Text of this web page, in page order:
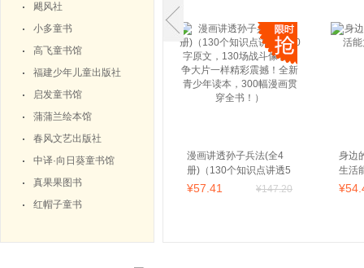
飓风社
小多童书
高飞童书馆
福建少年儿童出版社
启发童书馆
蒲蒲兰绘本馆
春风文艺出版社
中译·向日葵童书馆
真果果图书
红帽子童书
漫画讲透孙子兵法(全4
册)（130个知识点讲透5
000字原文，130场战斗
¥57 .41 ¥147.20
身边
生活
书）
¥54